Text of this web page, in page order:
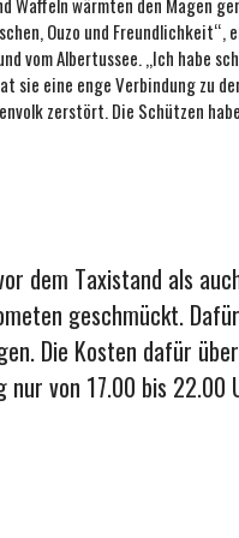
Ouzo und Freundlichkeit“,
vom Albertussee. ,,Ich habe
sie eine enge Verbindung zu
zerstört. Die Schützen
dem Taxistand als
geschmückt.
Die Kosten dafür
von 17.00 bis 22.00